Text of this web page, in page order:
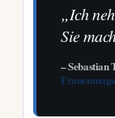
„Ich
Sie
–